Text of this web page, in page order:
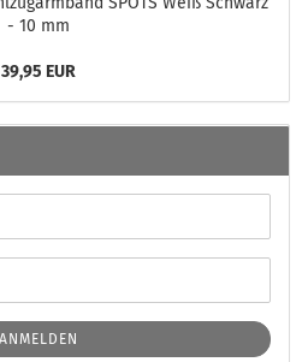
- 10 mm
39,95 EUR
ANMELDEN